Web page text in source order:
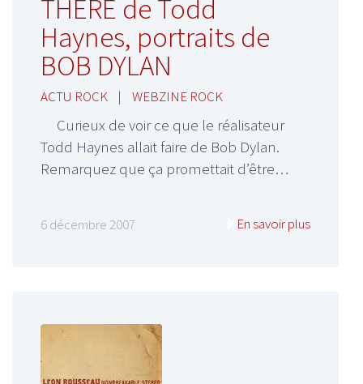
THERE de Todd
Haynes, portraits de
BOB DYLAN
ACTU ROCK | WEBZINE ROCK
Curieux de voir ce que le réalisateur
Todd Haynes allait faire de Bob Dylan.
Remarquez que ça promettait d’être…
6 décembre 2007 En savoir plus